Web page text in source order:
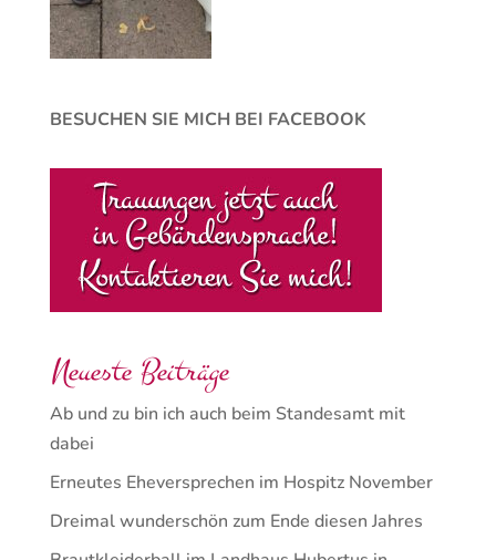
BESUCHEN SIE MICH BEI FACEBOOK
Neueste Beiträge
Ab und zu bin ich auch beim Standesamt mit
dabei
Erneutes Eheversprechen im Hospitz November
Dreimal wunderschön zum Ende diesen Jahres